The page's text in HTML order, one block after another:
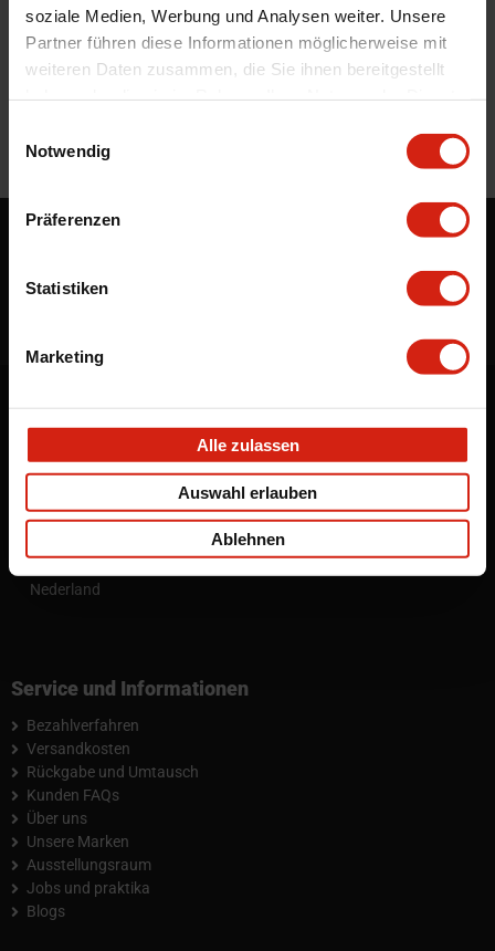
soziale Medien, Werbung und Analysen weiter. Unsere
Partner führen diese Informationen möglicherweise mit
weiteren Daten zusammen, die Sie ihnen bereitgestellt
Notwendig
Präferenzen
Statistiken
Marketing
Alle zulassen
Auswahl erlauben
Ablehnen
Professioneller Rat nötig?
Starte einen Livechat oder sende eine Email an
Möchten Sie auf dem Laufenden bleiben?
info@fullcartuning.com
Besuchen Sie uns
Nederland
Service und Informationen
Bezahlverfahren
Versandkosten
Rückgabe und Umtausch
Kunden FAQs
Über uns
Unsere Marken
Ausstellungsraum
Jobs und praktika
Blogs